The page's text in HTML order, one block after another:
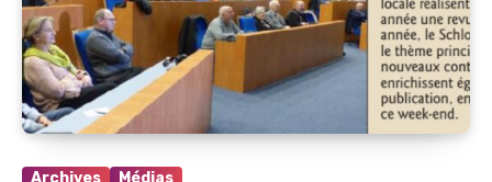
Archives Médias